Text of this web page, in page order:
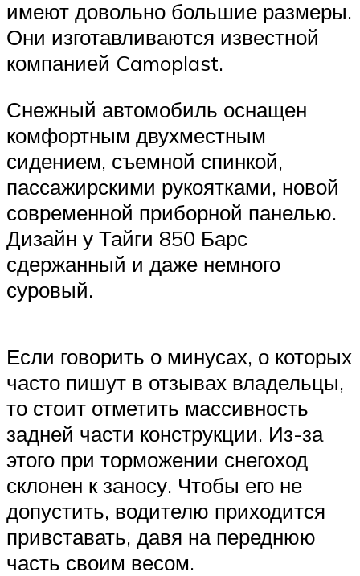
имеют довольно большие размеры.
Они изготавливаются известной
компанией Camoplast.
Снежный автомобиль оснащен
комфортным двухместным
сидением, съемной спинкой,
пассажирскими рукоятками, новой
современной приборной панелью.
Дизайн у Тайги 850 Барс
сдержанный и даже немного
суровый.
Если говорить о минусах, о которых
часто пишут в отзывах владельцы,
то стоит отметить массивность
задней части конструкции. Из-за
этого при торможении снегоход
склонен к заносу. Чтобы его не
допустить, водителю приходится
привставать, давя на переднюю
часть своим весом.